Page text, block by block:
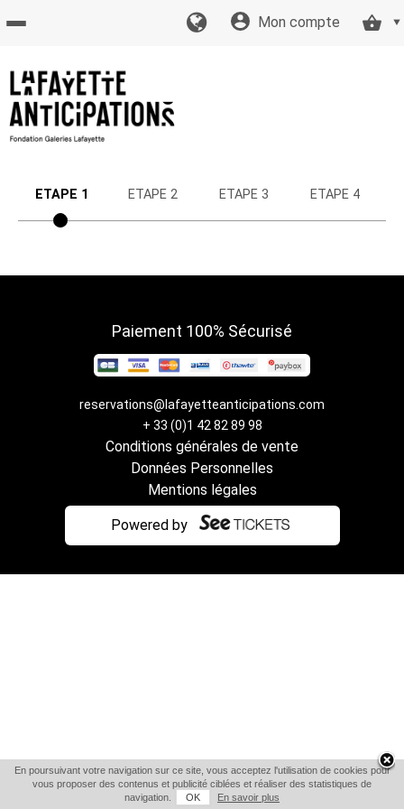
Accueil
billetterie
Mon compte
ETAPE 1 ETAPE 2 ETAPE 3 ETAPE 4
Paiement 100% Sécurisé
reservations@lafayetteanticipations.com
+ 33 (0)1 42 82 89 98
Conditions générales de vente
Données Personnelles
Mentions légales
Powered by
En poursuivant votre navigation sur ce site, vous acceptez l'utilisation de cookies pour
vous proposer des contenus et publicité ciblées et réaliser des statistiques de
navigation.
OK En savoir plus